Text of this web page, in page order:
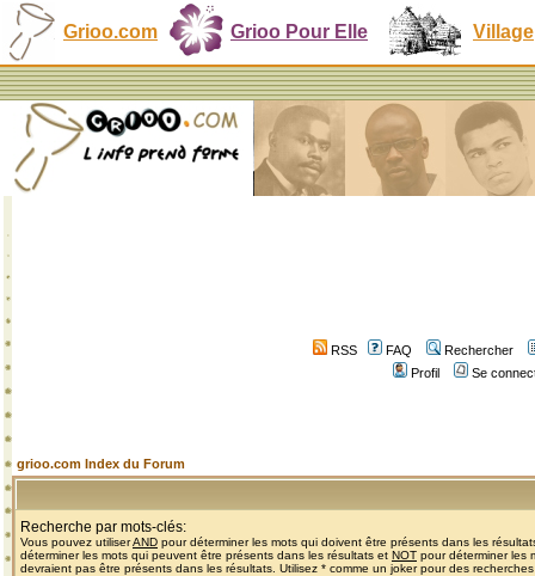
Grioo.com Grioo Pour Elle Village
RSS FAQ
Rechercher
Profil
Se
grioo.com Index du Forum
Recherche par mots-clés:
Vous pouvez utiliserAND pour déterminer les mots qui doivent être présents dans les
déterminer les mots qui peuvent être présents dans les résultats et NOT pour déterminer les
devraient pas être présents dans les résultats. Utilisez * comme un joker pour des